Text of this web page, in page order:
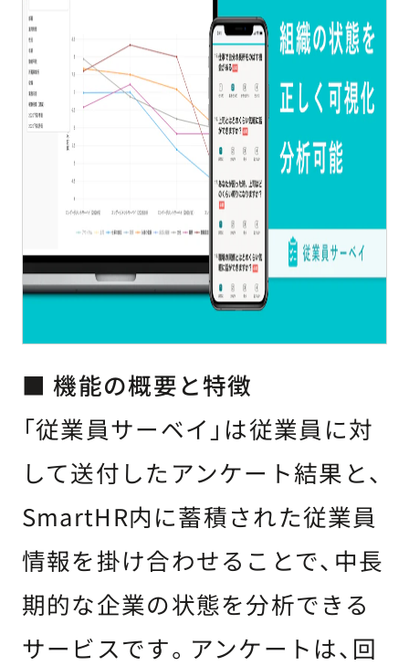
■ 機能の概要と特徴
「従業員サーベイ」は従業員に対
して送付したアンケート結果と、
SmartHR内に蓄積された従業員
情報を掛け合わせることで、中長
期的な企業の状態を分析できる
サービスです。アンケートは、回